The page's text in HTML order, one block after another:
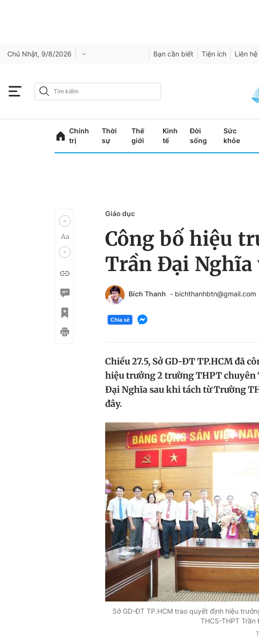
Chủ Nhật, 9/8/2026 Bạn cần biết Tiện ích Liên hệ
Chính
trị
Thời
sự
Thế
giới
Kinh
tế
Đời
sống
Sức
khỏe
Giáo dục
Công bố hiệu
Trần Đại Nghĩa
Bích Thanh - bichthanhbtn@gmail.com
Chia sẻ
Chiều 27.5, Sở GD-ĐT TP.HCM đã
hiệu trưởng 2 trường THPT
Đại Nghĩa sau khi tách từ Trường
đây.
Sở GD-ĐT TP.HCM trao quyết định hiệu
THCS-THPT